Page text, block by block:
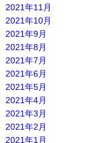
2021年11月
2021年10月
2021年9月
2021年8月
2021年7月
2021年6月
2021年5月
2021年4月
2021年3月
2021年2月
2021年1月